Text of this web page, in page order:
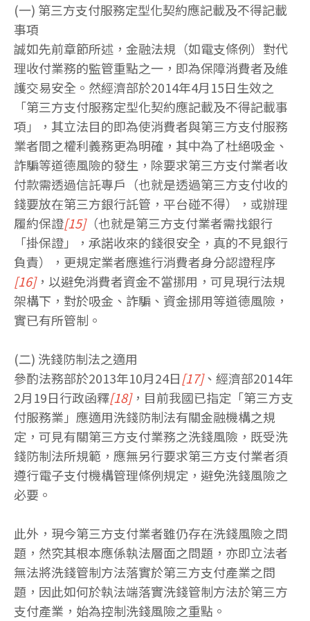
(一) 第三方支付服務定型化契約應記載及不得記載
事項
誠如先前章節所述，金融法規（如電支條例）對代
理收付業務的監管重點之一，即為保障消費者及維
護交易安全。然經濟部於2014年4月15日生效之
「第三方支付服務定型化契約應記載及不得記載事
項」，其立法目的即為使消費者與第三方支付服務
業者間之權利義務更為明確，其中為了杜絕吸金、
詐騙等道德風險的發生，除要求第三方支付業者收
付款需透過信託專戶（也就是透過第三方支付收的
錢要放在第三方銀行託管，平台碰不得），或辦理
履約保證[15]（也就是第三方支付業者需找銀行
「掛保證」，承諾收來的錢很安全，真的不見銀行
負責），更規定業者應進行消費者身分認證程序
[16]，以避免消費者資金不當挪用，可見現行法規
架構下，對於吸金、詐騙、資金挪用等道德風險，
實已有所管制。
(二) 洗錢防制法之適用
參酌法務部於2013年10月24日[17]、經濟部2014年
2月19日行政函釋[18]，目前我國已指定「第三方支
付服務業」應適用洗錢防制法有關金融機構之規
定，可見有關第三方支付業務之洗錢風險，既受洗
錢防制法所規範，應無另行要求第三方支付業者須
遵行電子支付機構管理條例規定，避免洗錢風險之
必要。
此外，現今第三方支付業者雖仍存在洗錢風險之問
題，然究其根本應係執法層面之問題，亦即立法者
無法將洗錢管制方法落實於第三方支付產業之問
題，因此如何於執法端落實洗錢管制方法於第三方
支付產業，始為控制洗錢風險之重點。